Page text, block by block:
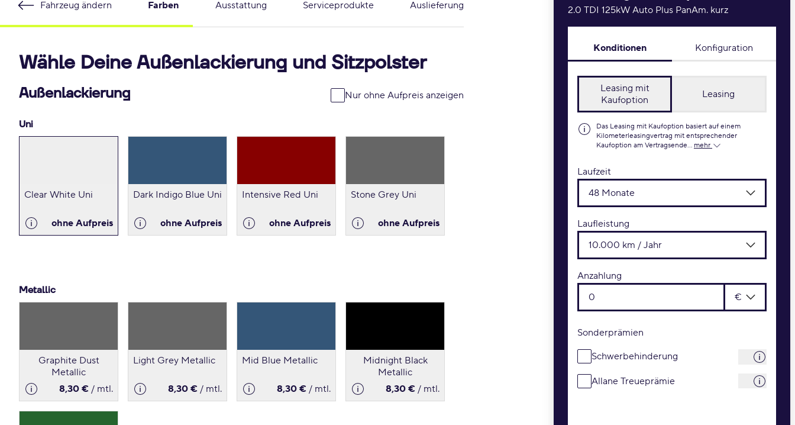
Fahrzeug ändern Farben Ausstattung Serviceprodukte Auslieferung
Wähle Deine Außenlackierung und Sitzpolster
Außenlackierung Nur ohne Aufpreis anzeigen
Uni
Clear White Uni
ohne Aufpreis
Dark Indigo Blue Uni
ohne Aufpreis
Intensive Red Uni
ohne Aufpreis
Stone Grey Uni
ohne Aufpreis
Metallic
Graphite Dust
Metallic
8,30 € / mtl.
Light Grey Metallic
8,30 € / mtl.
Mid Blue Metallic
8,30 € / mtl.
Midnight Black
Metallic
8,30 € / mtl.
2.0 TDI 125kW Auto Plus PanAm. kurz
Konditionen Konfiguration
Leasing mit
Kaufoption
Leasing
Das Leasing mit Kaufoption basiert auf einem
Kilometerleasingvertrag mit entsprechender
Kaufoption am Vertragsende... mehr
Laufzeit
48 Monate
Laufleistung
10.000 km / Jahr
Anzahlung
€
Sonderprämien
Schwerbehinderung
Allane Treueprämie